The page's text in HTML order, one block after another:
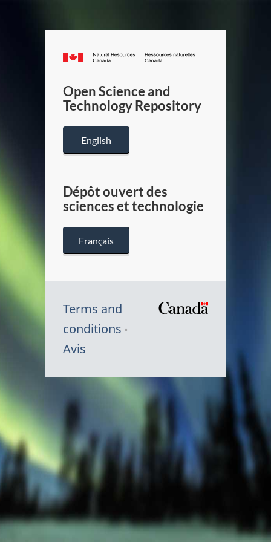
Canada.ca
/
Canada
Open Science and
Technology Repository
English
Dépôt ouvert des
sciences et technologie
Français
Terms and
conditions
Avis
Canada